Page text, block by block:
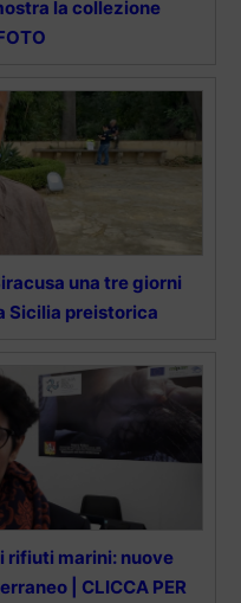
la collezione
una tre giorni
Sicilia preistorica
rifiuti marini: nuove
| CLICCA PER